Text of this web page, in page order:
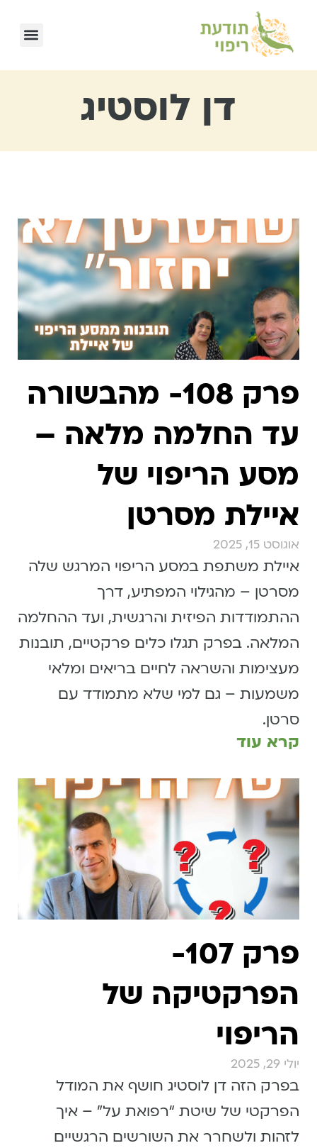
דן לוסטיג
פרק 108- מהבשורה
עד החלמה מלאה –
מסע הריפוי של
איילת מסרטן
אוגוסט 15, 2025
איילת משתפת במסע הריפוי המרגש שלה
מסרטן – מהגילוי המפתיע, דרך
ההתמודדות הפיזית והרגשית, ועד ההחלמה
המלאה. בפרק תגלו כלים פרקטיים, תובנות
מעצימות והשראה לחיים בריאים ומלאי
משמעות – גם למי שלא מתמודד עם
סרטן.
קרא עוד
פרק 107-
הפרקטיקה של
הריפוי
יולי 29, 2025
בפרק הזה דן לוסטיג חושף את המודל
הפרקטי של שיטת “רפואת על” – איך
לזהות ולשחרר את השורשים הרגשיים